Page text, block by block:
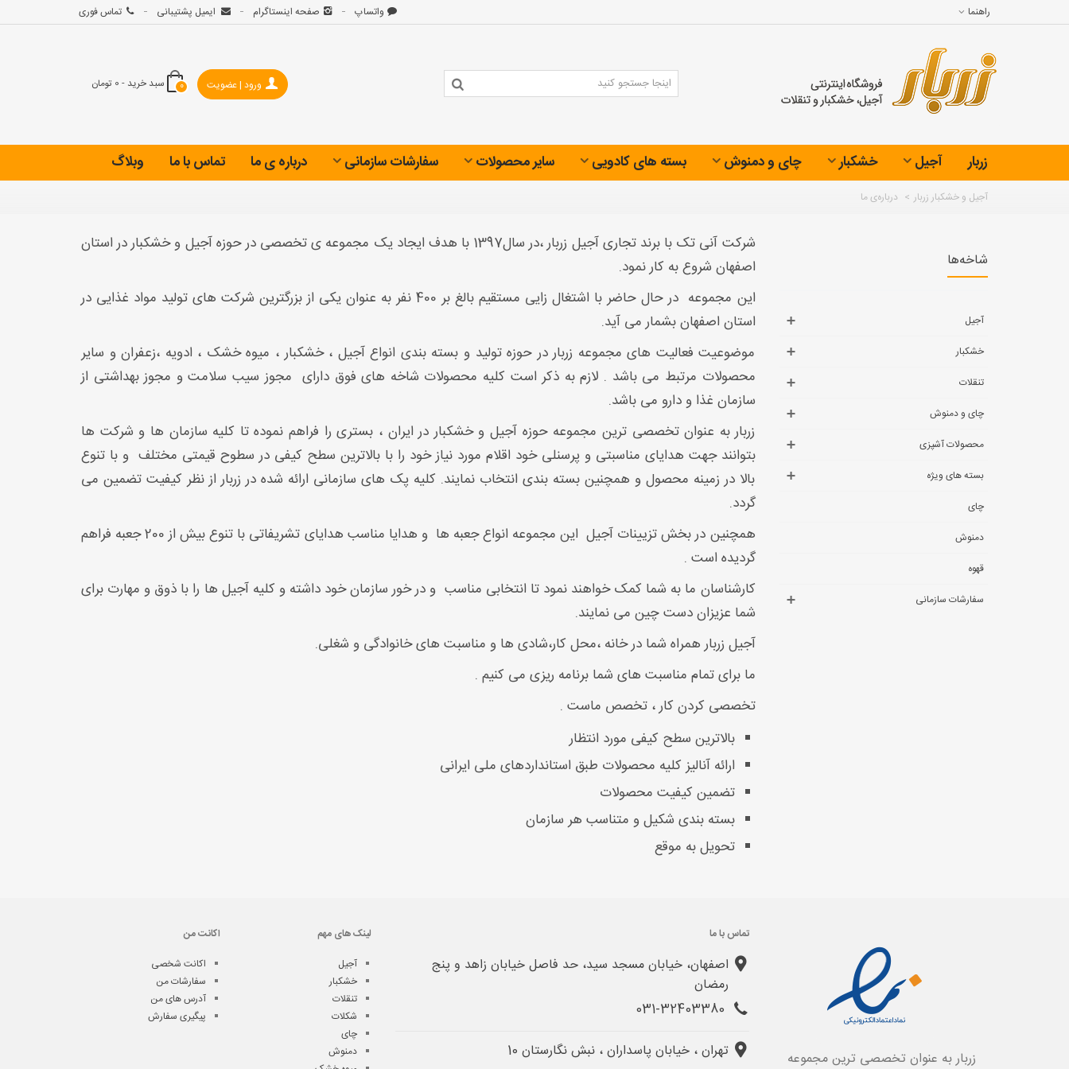
راهنما واتساپ صفحه اینستاگرام ایمیل پشتیبانی تماس فوری
0 سبد خرید - 0 تومان ورود | عضویت
زربار آجیل خشکبار چای و دمنوش بسته های کادویی سایر محصولات سفارشات سازمانی درباره ی ما تماس با ما وبلاگ
آجیل و خشکبار زربار > درباره‌ی ما
شاخه‌ها
آجیل
خشکبار
تنقلات
چای و دمنوش
محصولات آشپزی
بسته های ویژه
چای
دمنوش
قهوه
سفارشات سازمانی
شرکت آنی تک با برند تجاری آجیل زربار ،در سال1397 با هدف ایجاد یک مجموعه ی تخصصی در حوزه آجیل و خشکبار در استان
اصفهان شروع به کار نمود.
این مجموعه
در حال حاضر با اشتغال زایی مستقیم بالغ بر 400 نفر به عنوان یکی از بزرگترین شرکت های تولید مواد غذایی در
استان اصفهان بشمار می آید.
موضوعیت فعالیت های مجموعه زربار در حوزه تولید و بسته بندی انواع آجیل ، خشکبار ، میوه خشک ، ادویه ،زعفران و سایر
محصولات مرتبط می باشد . لازم به ذکر است کلیه محصولات شاخه های فوق دارای مجوز سیب سلامت و مجوز بهداشتی از
سازمان غذا و دارو می باشد.
زربار به عنوان تخصصی ترین مجموعه حوزه آجیل و خشکبار در ایران ، بستری را فراهم نموده تا کلیه سازمان ها و شرکت ها
بتوانند جهت هدایای مناسبتی و پرسنلی خود اقلام مورد نیاز خود را با بالاترین سطح کیفی در سطوح قیمتی مختلف و با تنوع
بالا در زمینه محصول و همچنین بسته بندی انتخاب نمایند. کلیه پک های سازمانی ارائه شده در زربار از نظر کیفیت تضمین می
گردد.
همچنین در بخش تزیینات آجیل این مجموعه انواع جعبه ها
و هدایا مناسب هدایای تشریفاتی با تنوع بیش از 200 جعبه فراهم
گردیده است .
کارشناسان ما به شما کمک خواهند نمود تا انتخابی مناسب و در خور سازمان خود داشته و کلیه آجیل ها را با ذوق و مهارت برای
شما عزیزان دست چین می نمایند.
آجیل زربار همراه شما در خانه ،محل کار،شادی ها و مناسبت های خانوادگی و شغلی.
ما برای تمام مناسبت های شما برنامه ریزی می کنیم .
تخصصی کردن کار ، تخصص ماست .
بالاترین سطح کیفی مورد انتظار
ارائه آنالیز کلیه محصولات طبق استانداردهای ملی ایرانی
تضمین کیفیت محصولات
بسته بندی شکیل و متناسب هر سازمان
تحویل به موقع
اکانت من
اکانت شخصی
سفارشات من
آدرس های من
پیگیری سفارش
لینک های مهم
آجیل
خشکبار
تنقلات
شکلات
چای
دمنوش
تماس با ما
اصفهان، خیابان مسجد سید، حد فاصل خیابان زاهد و پنج
رمضان
تهران ، خیابان پاسداران ، نبش نگارستان 10
زربار به عنوان تخصصی ترین مجموعه